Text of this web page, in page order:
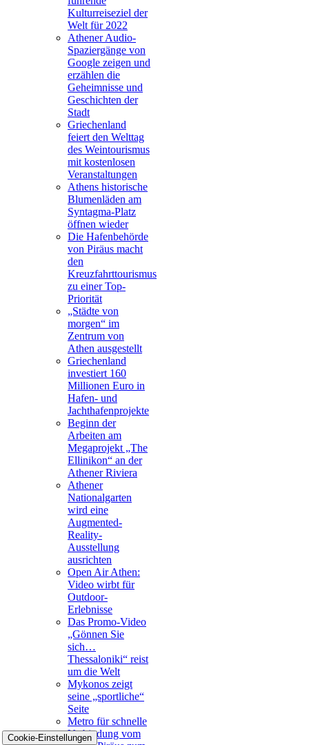
Kulturreiseziel der
Welt für 2022
Athener Audio-
Spaziergänge von
Google zeigen und
erzählen die
Geheimnisse und
Geschichten der
Stadt
Griechenland
feiert den Welttag
des Weintourismus
mit kostenlosen
Veranstaltungen
Athens historische
Blumenläden am
Syntagma-Platz
öffnen wieder
Die Hafenbehörde
von Piräus macht
den
Kreuzfahrttourismus
zu einer Top-
Priorität
„Städte von
morgen“ im
Zentrum von
Athen ausgestellt
Griechenland
investiert 160
Millionen Euro in
Hafen- und
Jachthafenprojekte
Beginn der
Arbeiten am
Megaprojekt „The
Ellinikon“ an der
Athener Riviera
Athener
Nationalgarten
wird eine
Augmented-
Reality-
Ausstellung
ausrichten
Open Air Athen:
Video wirbt für
Outdoor-
Erlebnisse
Das Promo-Video
„Gönnen Sie
sich…
Thessaloniki“ reist
um die Welt
Mykonos zeigt
seine „sportliche“
Seite
Metro für schnelle
Verbindung vom
Cookie-Einstellungen